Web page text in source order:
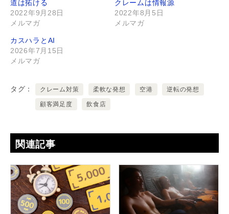
道は拓ける
2022年9月28日
メルマガ
クレームは情報源
2022年8月5日
メルマガ
カスハラとAI
2026年7月15日
メルマガ
タグ クレーム対策 柔軟な発想 空港 逆転の発想
顧客満足度 飲食店
関連記事